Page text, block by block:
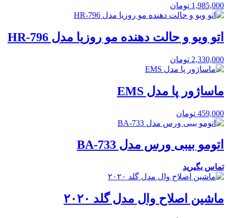
1,985,000 تومان
اتو ویو و حالت دهنده مو روزیا مدل HR-796
2,330,000 تومان
ماساژور پا مدل EMS
459,000 تومان
اتومو بیبی ورس مدل BA-733
تماس بگیرید
ماشین اصلاح وال مدل گلد ۲۰۲۰